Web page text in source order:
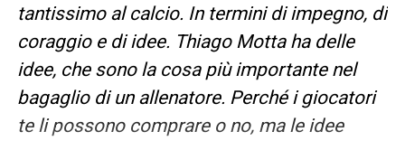
tantissimo al calcio. In termini di impegno, di
coraggio e di idee. Thiago Motta ha delle
idee, che sono la cosa più importante nel
bagaglio di un allenatore. Perché i giocatori
te li possono comprare o no, ma le idee